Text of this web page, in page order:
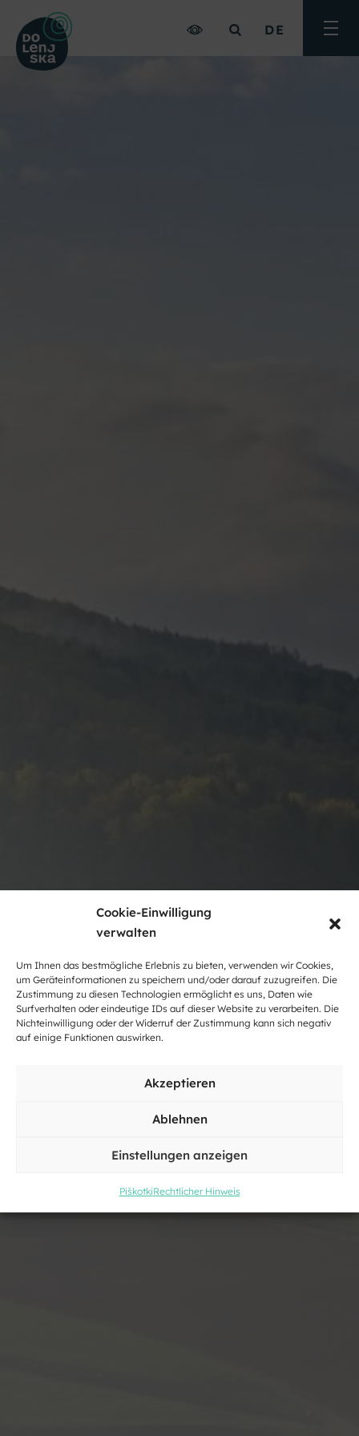
Cookie-Einwilligung
verwalten
Um Ihnen das bestmögliche Erlebnis zu bieten, verwenden wir Cookies,
um Geräteinformationen zu speichern und/oder darauf zuzugreifen. Die
Zustimmung zu diesen Technologien ermöglicht es uns, Daten wie
Surfverhalten oder eindeutige IDs auf dieser Website zu verarbeiten. Die
Nichteinwilligung oder der Widerruf der Zustimmung kann sich negativ
auf einige Funktionen auswirken.
Akzeptieren
Ablehnen
Einstellungen anzeigen
PiškotkiRechtlicher Hinweis
DE Menü